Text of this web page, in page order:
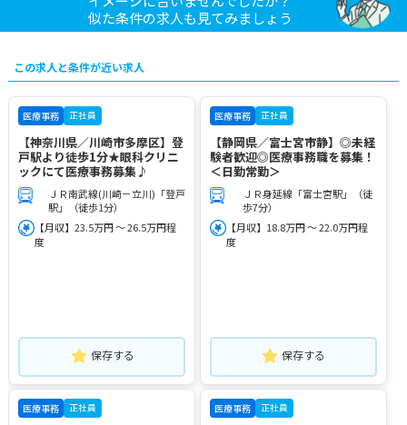
似た条件の求人も見てみましょう
この求人と条件が近い求人
医療事務 正社員
【神奈川県／川崎市多摩区】登
戸駅より徒歩1分★眼科クリニ
ックにて医療事務募集♪
ＪＲ南武線(川崎－立川)「登戸
駅」（徒歩1分）
【月収】23.5万円 ～ 26.5万円程
度
保存する
医療事務 正社員
【静岡県／富士宮市静】◎未経
験者歓迎◎医療事務職を募集！
＜日勤常勤＞
ＪＲ身延線「富士宮駅」（徒
歩7分）
【月収】18.8万円 ～ 22.0万円程
度
保存する
医療事務 正社員 医療事務 正社員